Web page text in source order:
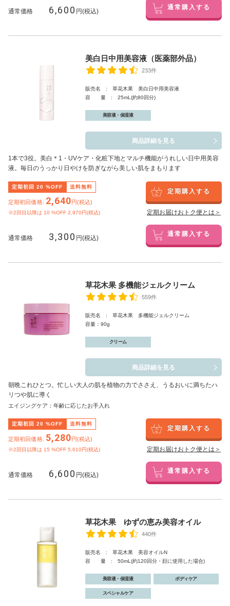
通常価格 6,600 円(税込) 通常購入する
美白日中用美容液（医薬部外品）
233件
販売名 : 草花木果 美白日中用美容液
容 量 : 25mL(約80回分)
美容液・保湿液
商品詳細を見る
1本で3役。美白 ＊1 ・UVケア・化粧下地とマルチ機能がうれしい日中用美容
液。毎日のうっかり日やけを防ぎながら美しい肌をまもります
定期初回 20 %OFF 送料無料
定期初回価格: 2,640円(税込)
※2回目以降は 10 %OFF 2,970円(税込)
定期購入する
定期お届けおトク便とは＞
通常価格 3,300 円(税込) 通常購入する
草花木果 多機能ジェルクリーム
559件
販売名 : 草花木果 多機能ジェルクリーム
容量：90g
クリーム
商品詳細を見る
朝晩これひとつ。忙しい大人の肌を植物の力でささえ、うるおいに満ちたハ
リつや肌に導く
エイジングケア：年齢に応じたお手入れ
定期初回 20 %OFF 送料無料
定期初回価格: 5,280円(税込)
※2回目以降は 15 %OFF 5,610円(税込)
定期購入する
定期お届けおトク便とは＞
通常価格 6,600 円(税込) 通常購入する
草花木果 ゆずの恵み美容オイル
440件
販売名 : 草花木果 美容オイルN
容 量 : 50mL(約120回分・顔に使用した場合)
美容液・保湿液 ボディケア
スペシャルケア